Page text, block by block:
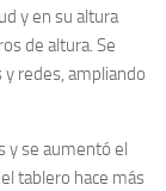
y en su altura
de altura. Se
redes, ampliando
y se aumentó el
tablero hace más